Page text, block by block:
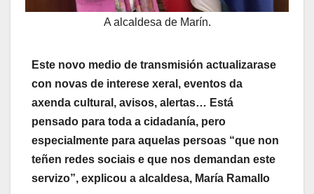
A alcaldesa de Marín.
Este novo medio de transmisión actualizarase
con novas de interese xeral, eventos da
axenda cultural, avisos, alertas… Está
pensado para toda a cidadanía, pero
especialmente para aquelas persoas “que non
teñen redes sociais e que nos demandan este
servizo”, explicou a alcaldesa, María Ramallo